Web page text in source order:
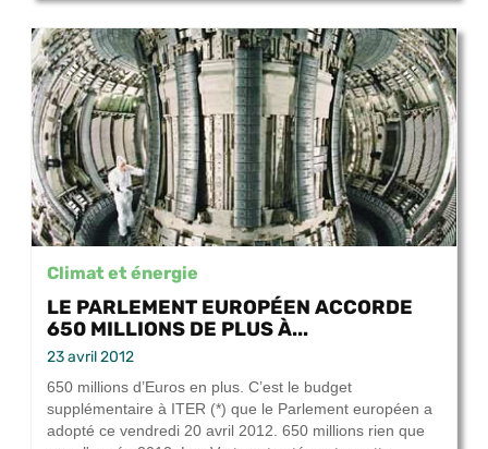
Climat et énergie
LE PARLEMENT EUROPÉEN ACCORDE
650 MILLIONS DE PLUS À...
23 avril 2012
650 millions d’Euros en plus. C’est le budget
supplémentaire à ITER (*) que le Parlement européen a
adopté ce vendredi 20 avril 2012. 650 millions rien que